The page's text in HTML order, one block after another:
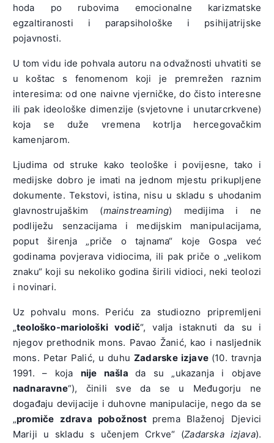
hoda po rubovima emocionalne karizmatske
egzaltiranosti i parapsihološke i psihijatrijske
pojavnosti.
U tom vidu ide pohvala autoru na odvažnosti uhvatiti se
u koštac s fenomenom koji je premrežen raznim
interesima: od one naivne vjerničke, do čisto interesne
ili pak ideološke dimenzije (svjetovne i unutarcrkvene)
koja se duže vremena kotrlja hercegovačkim
kamenjarom.
Ljudima od struke kako teološke i povijesne, tako i
medijske dobro je imati na jednom mjestu prikupljene
dokumente. Tekstovi, istina, nisu u skladu s uhodanim
glavnostrujaškim (mainstreaming) medijima i ne
podliježu senzacijama i medijskim manipulacijama,
poput širenja „priče o tajnama“ koje Gospa već
godinama povjerava vidiocima, ili pak priče o „velikom
znaku“ koji su nekoliko godina širili vidioci, neki teolozi
i novinari.
Uz pohvalu mons. Periću za studiozno pripremljeni
„teološko-mariološki vodič“, valja istaknuti da su i
njegov prethodnik mons. Pavao Žanić, kao i nasljednik
mons. Petar Palić, u duhuZadarske izjave (10. travnja
1991. – koja nije našlada su „ukazanja i objave
nadnaravne“), činili sve da se u Međugorju ne
događaju devijacije i duhovne manipulacije, nego da se
„promiče zdrava pobožnost prema Blaženoj Djevici
Mariji u skladu s učenjem Crkve“ (Zadarska izjava).